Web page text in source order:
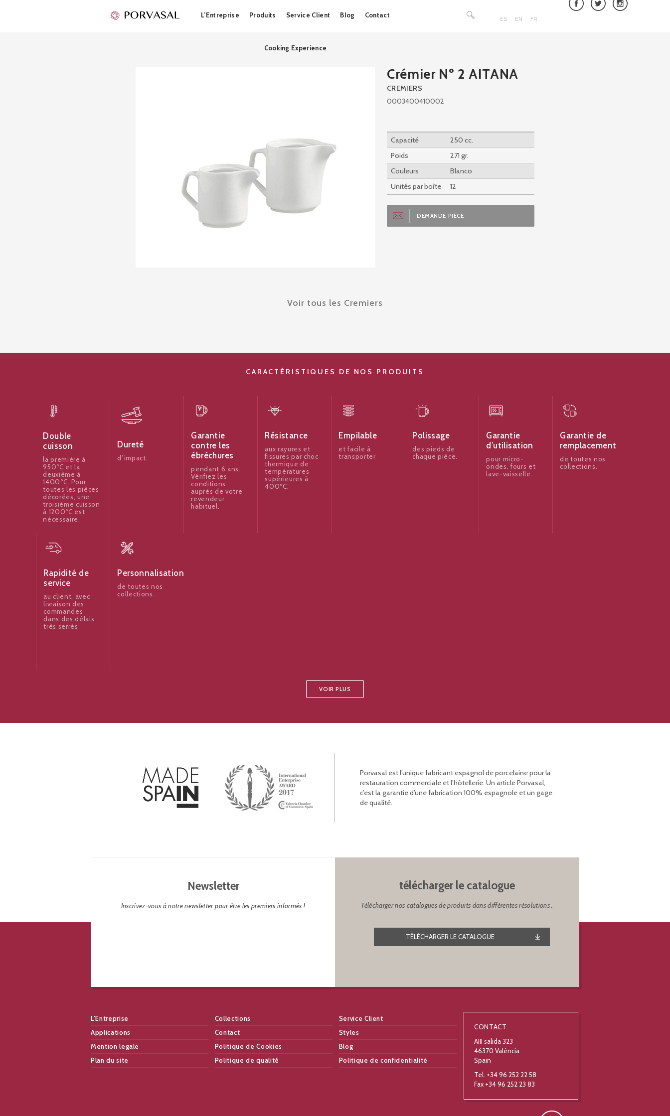
to
L’Entreprise Produits Service Client Blog Contact
Cooking Experience
ES EN FR
Crémier Nº 2 AITANA
CREMIERS
0003400410002
Capacité
250 cc.
Poids
271 gr.
Couleurs
Blanco
Unités par boîte
12
DEMANDE PIÈCE
Voir tous les Cremiers
CARACTÉRISTIQUES DE NOS PRODUITS
Double
cuisson
la première à
950ºC et la
deuxième à
1400ºC. Pour
toutes les pièces
décorées, une
troisième cuisson
à 1200ºC est
nécessaire.
Dureté
d’impact.
Garantie
contre les
ébréchures
pendant 6 ans.
Vérifiez les
conditions
auprès de votre
revendeur
habituel.
Résistance
aux rayures et
fissures par choc
thermique de
températures
supérieures à
400ºC.
Empilable
et facile à
transporter
Polissage
des pieds de
chaque pièce.
Garantie
d’utilisation
pour micro-
ondes, fours et
lave-vaisselle.
Garantie de
remplacement
de toutes nos
collections.
Rapidité de
service
au client, avec
livraison des
commandes
dans des délais
très serrés
Personnalisation
de toutes nos
collections.
VOIR PLUS
Porvasal est l’unique fabricant espagnol de porcelaine pour la
restauration commerciale et l’hôtellerie. Un article Porvasal,
c’est la garantie d’une fabrication 100% espagnole et un gage
de qualité.
Newsletter
Inscrivez-vous à notre newsletter pour être les premiers informés !
télécharger le catalogue
Télécharger nos catalogues de produits dans différentes résolutions .
TÉLÉCHARGER LE CATALOGUE
L’Entreprise Collections
Service Client
Applications
Contact
Styles
Mention legale
Politique de Cookies
Blog
Plan du site
Politique de qualité Politique de confidentialité
CONTACT
AIII salida 323
46370 València
Spain
Tel. +34 96 252 22 58
Fax +34 96 252 23 83